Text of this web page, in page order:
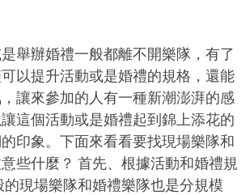
舉辦婚禮一般都離不開樂隊，有了
以提升活動或是婚禮的規格，還能
讓來參加的人有一種新潮澎湃的感
這個活動或是婚禮起到錦上添花的
印象。下面來看看要找現場樂隊和
些什麼？ 首先、根據活動和婚禮規
現場樂隊和婚禮樂隊也是分規模